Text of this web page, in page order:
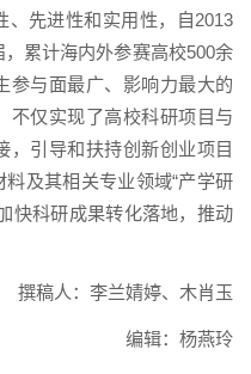
、先进性和实用性，自2013
累计海内外参赛高校500余
参与面最广、影响力最大的
不仅实现了高校科研项目与
，引导和扶持创新创业项目
及其相关专业领域“产学研
快科研成果转化落地，推动
撰稿人：李兰婧婷、木肖玉
编辑：杨燕玲